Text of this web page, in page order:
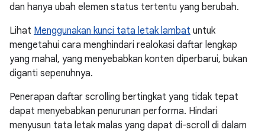
dan hanya ubah elemen status tertentu yang berubah.
Lihat Menggunakan kunci tata letak lambat untuk
mengetahui cara menghindari realokasi daftar lengkap
yang mahal, yang menyebabkan konten diperbarui, bukan
diganti sepenuhnya.
Penerapan daftar scrolling bertingkat yang tidak tepat
dapat menyebabkan penurunan performa. Hindari
menyusun tata letak malas yang dapat di-scroll di dalam